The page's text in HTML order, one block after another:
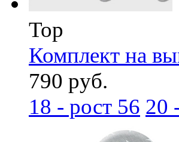
Top
Комплект на
790 руб.
18 - рост 56 20